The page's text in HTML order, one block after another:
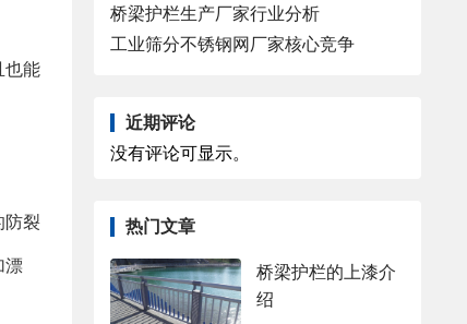
也能
防裂
漂
桥梁护栏生产厂家行业分析
工业筛分不锈钢网厂家核心竞争
近期评论
没有评论可显示。
热门文章
桥梁护栏的上漆介
绍